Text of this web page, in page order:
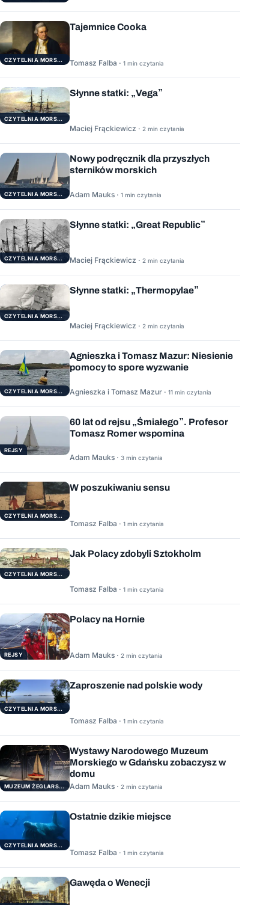
CZYTELNIA MORSKA
Tajemnice Cooka
Tomasz Falba · 1 min czytania
CZYTELNIA MORSKA
Słynne statki: „Vega”
Maciej Frąckiewicz · 2 min czytania
CZYTELNIA MORSKA
Nowy podręcznik dla przyszłych
sterników morskich
Adam Mauks · 1 min czytania
CZYTELNIA MORSKA
Słynne statki: „Great Republic”
Maciej Frąckiewicz · 2 min czytania
CZYTELNIA MORSKA
Słynne statki: „Thermopylae”
Maciej Frąckiewicz · 2 min czytania
CZYTELNIA MORSKA
Agnieszka i Tomasz Mazur: Niesienie
pomocy to spore wyzwanie
Agnieszka i Tomasz Mazur · 11 min czytania
REJSY
60 lat od rejsu „Śmiałego”. Profesor
Tomasz Romer wspomina
Adam Mauks · 3 min czytania
CZYTELNIA MORSKA
W poszukiwaniu sensu
Tomasz Falba · 1 min czytania
CZYTELNIA MORSKA
Jak Polacy zdobyli Sztokholm
Tomasz Falba · 1 min czytania
REJSY
Polacy na Hornie
Adam Mauks · 2 min czytania
CZYTELNIA MORSKA
Zaproszenie nad polskie wody
Tomasz Falba · 1 min czytania
MUZEUM ŻEGLARSTWA POMORSKIEGO
Wystawy Narodowego Muzeum
Morskiego w Gdańsku zobaczysz w
domu
Adam Mauks · 2 min czytania
CZYTELNIA MORSKA
Ostatnie dzikie miejsce
Tomasz Falba · 1 min czytania
Gawęda o Wenecji